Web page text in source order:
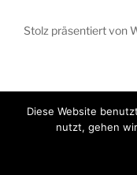
Stolz präsentiert von
Diese Website
nutzt, gehen